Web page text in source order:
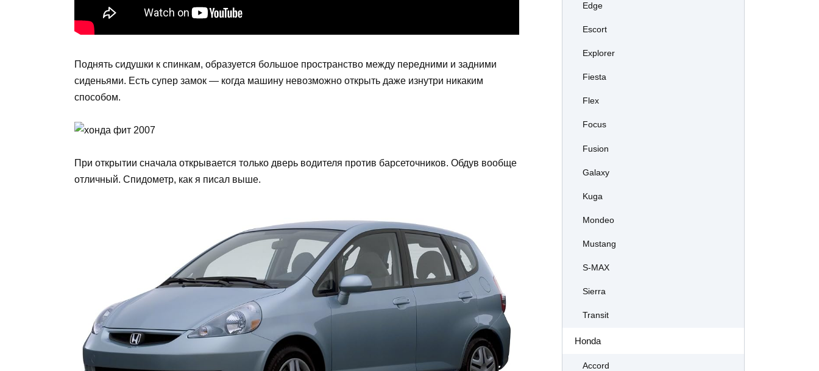
Поднять сидушки к спинкам, образуется большое пространство между передними и задними
сиденьями. Есть супер замок — когда машину невозможно открыть даже изнутри никаким
способом.
При открытии сначала открывается только дверь водителя против барсеточников. Обдув вообще
отличный. Спидометр, как я писал выше.
Edge
Escort
Explorer
Fiesta
Flex
Focus
Fusion
Galaxy
Kuga
Mondeo
Mustang
S-MAX
Sierra
Transit
Honda
Accord